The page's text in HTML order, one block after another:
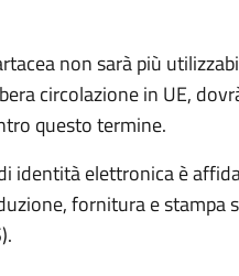
non sarà più
circolazione in UE,
questo termine.
identità elettronica è
fornitura e stampa